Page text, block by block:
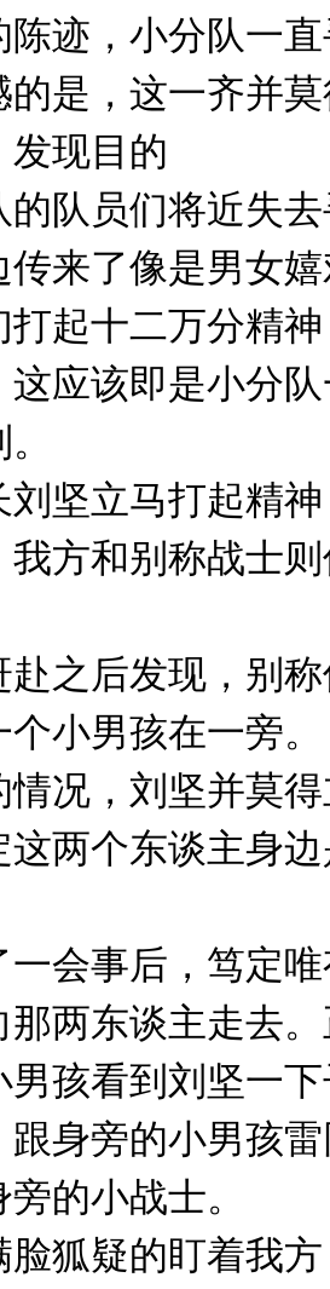
陈迹，小分队一
的是，这一齐并
发现目的
的队员们将近失
传来了像是男女
打起十二万分精
这应该即是小分
刘坚立马打起精
我方和别称战士
赴之后发现，别
小男孩在一旁。
情况，刘坚并莫
这两个东谈主身
一会事后，笃定
那两东谈主走去
男孩看到刘坚一
跟身旁的小男孩
的小战士。
脸狐疑的盯着我